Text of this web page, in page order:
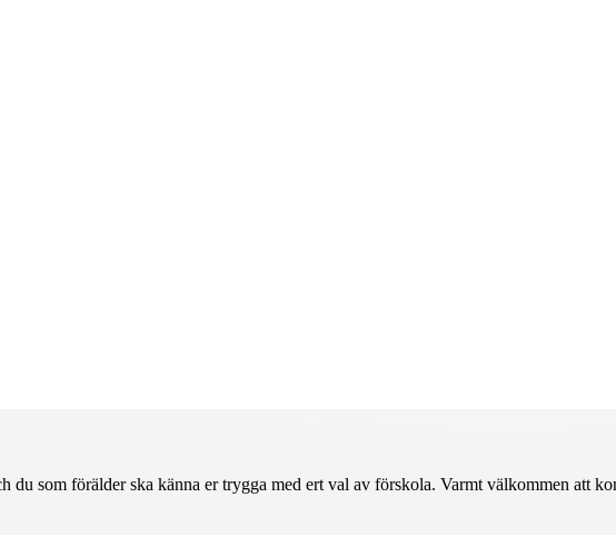
som förälder ska känna er trygga med ert val av förskola. Varmt välkommen att